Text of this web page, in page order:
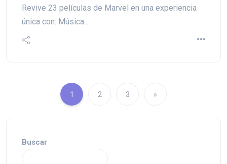
Revive 23 películas de Marvel en una experiencia
única con: Música...
1 2 3 »
Buscar